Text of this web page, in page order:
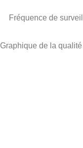
Fréquence de
Graphique de la